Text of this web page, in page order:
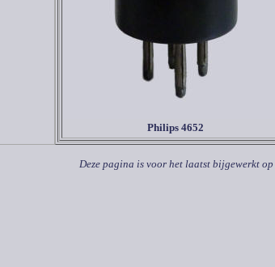
Philips 4652
Deze pagina is voor het laatst bijgewerkt op